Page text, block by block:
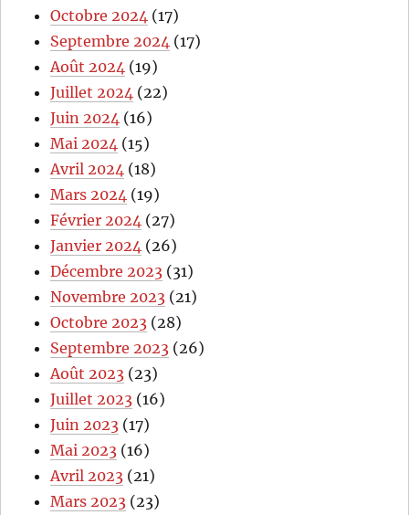
Octobre 2024 (17)
Septembre 2024 (17)
Août 2024 (19)
Juillet 2024 (22)
Juin 2024 (16)
Mai 2024 (15)
Avril 2024 (18)
Mars 2024 (19)
Février 2024 (27)
Janvier 2024 (26)
Décembre 2023 (31)
Novembre 2023 (21)
Octobre 2023 (28)
Septembre 2023 (26)
Août 2023 (23)
Juillet 2023 (16)
Juin 2023 (17)
Mai 2023 (16)
Avril 2023 (21)
Mars 2023 (23)